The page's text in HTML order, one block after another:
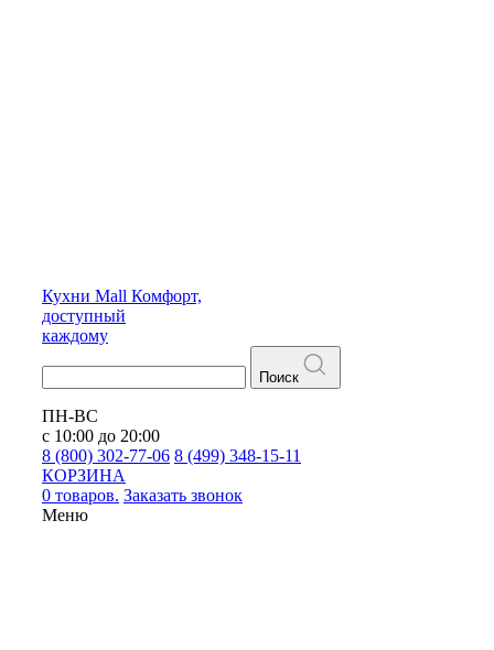
Кухни Mall Комфорт,
доступный
каждому
Поиск
ПН-ВС
с 10:00 до 20:00
8 (800) 302-77-06 8 (499) 348-15-11
КОРЗИНА
0 товаров. Заказать звонок
Меню